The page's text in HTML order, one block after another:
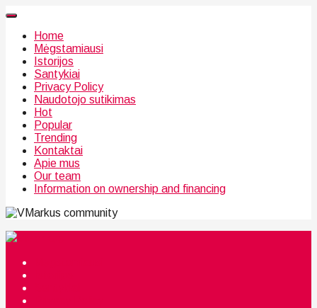
Home
Mėgstamiausi
Istorijos
Santykiai
Privacy Policy
Naudotojo sutikimas
Hot
Popular
Trending
Kontaktai
Apie mus
Our team
Information on ownership and financing
community